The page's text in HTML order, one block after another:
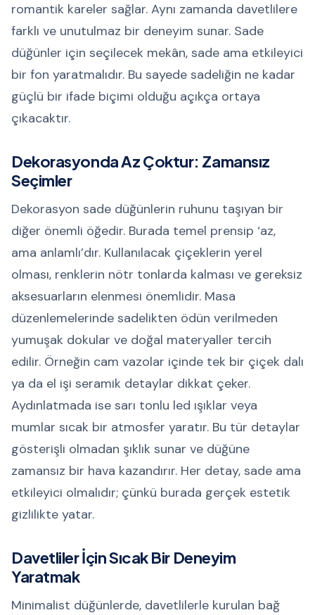
romantik kareler sağlar. Aynı zamanda davetlilere
farklı ve unutulmaz bir deneyim sunar. Sade
düğünler için seçilecek mekân, sade ama etkileyici
bir fon yaratmalıdır. Bu sayede sadeliğin ne kadar
güçlü bir ifade biçimi olduğu açıkça ortaya
çıkacaktır.
Dekorasyonda Az Çoktur: Zamansız
Seçimler
Dekorasyon sade düğünlerin ruhunu taşıyan bir
diğer önemli öğedir. Burada temel prensip ‘az,
ama anlamlı’dır. Kullanılacak çiçeklerin yerel
olması, renklerin nötr tonlarda kalması ve gereksiz
aksesuarların elenmesi önemlidir. Masa
düzenlemelerinde sadelikten ödün verilmeden
yumuşak dokular ve doğal materyaller tercih
edilir. Örneğin cam vazolar içinde tek bir çiçek dalı
ya da el işi seramik detaylar dikkat çeker.
Aydınlatmada ise sarı tonlu led ışıklar veya
mumlar sıcak bir atmosfer yaratır. Bu tür detaylar
gösterişli olmadan şıklık sunar ve düğüne
zamansız bir hava kazandırır. Her detay, sade ama
etkileyici olmalıdır; çünkü burada gerçek estetik
gizlilikte yatar.
Davetliler İçin Sıcak Bir Deneyim
Yaratmak
Minimalist düğünlerde, davetlilerle kurulan bağ